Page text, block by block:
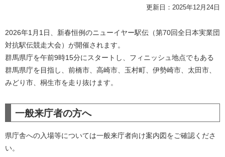
更新日：2025年12月24日
2026年1月1日、新春恒例のニューイヤー駅伝（第70回全日本実業団
対抗駅伝競走大会）が開催されます。
群馬県庁を午前9時15分にスタートし、フィニッシュ地点でもある
群馬県庁を目指し、前橋市、高崎市、玉村町、伊勢崎市、太田市、
みどり市、桐生市を走り抜けます。
一般来庁者の方へ
県庁舎への入場等については一般来庁者向け案内図をご確認くださ
い。